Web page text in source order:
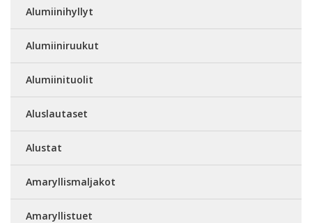
Alumiinihyllyt
Alumiiniruukut
Alumiinituolit
Aluslautaset
Alustat
Amaryllismaljakot
Amaryllistuet